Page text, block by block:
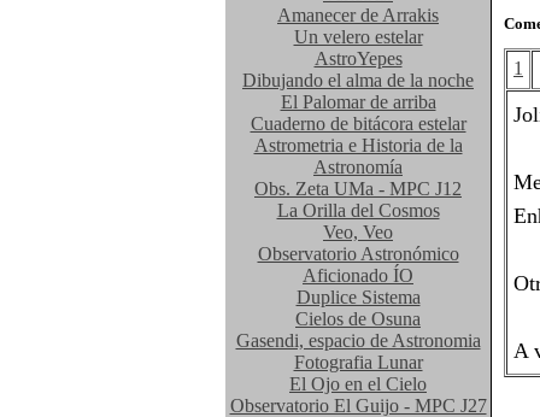
Amanecer de Arrakis
Un velero estelar
AstroYepes
Dibujando el alma de la noche
El Palomar de arriba
Cuaderno de bitácora estelar
Astrometria e Historia de la
Astronomía
Obs. Zeta UMa - MPC J12
La Orilla del Cosmos
Veo, Veo
Observatorio Astronómico
Aficionado ÍO
Duplice Sistema
Cielos de Osuna
Gasendi, espacio de Astronomia
Fotografia Lunar
El Ojo en el Cielo
Observatorio El Guijo - MPC J27
1
A